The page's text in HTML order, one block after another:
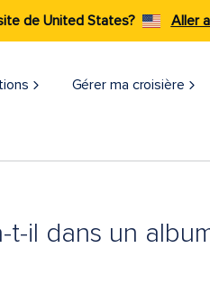
de United States? Aller
Gérer ma croisière
il dans un